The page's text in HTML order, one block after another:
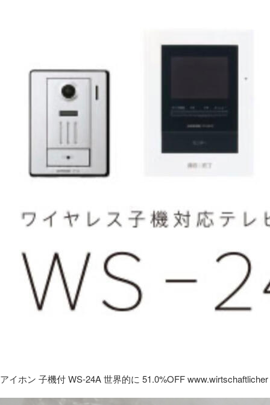
アイホン 子機付 WS-24A 世界的に 51.0%OFF www.wirtschaftlicher